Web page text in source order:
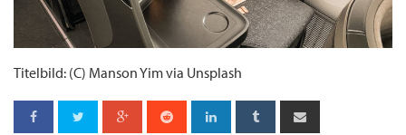
Titelbild: (C) Manson Yim via Unsplash